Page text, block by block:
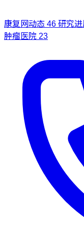
康复网动态46研究
肿瘤医院23